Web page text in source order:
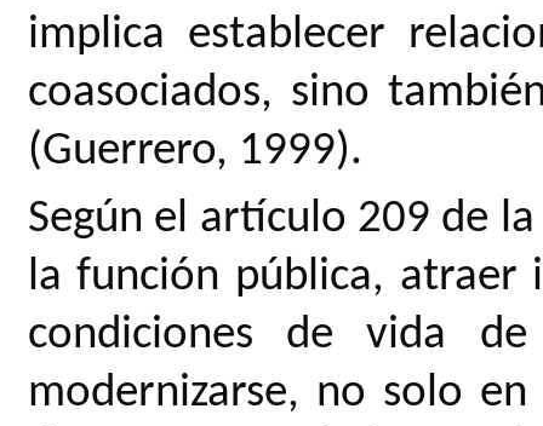
implica establecer
coasociados, sino
(Guerrero, 1999).
Según el artículo 209 de
la función pública, atraer
condiciones de vida
modernizarse, no solo